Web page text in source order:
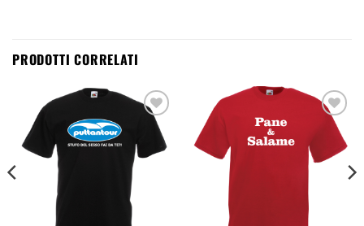
PRODOTTI CORRELATI
Aggiungi
lista dei
desideri
Aggiungi
lista dei
desideri